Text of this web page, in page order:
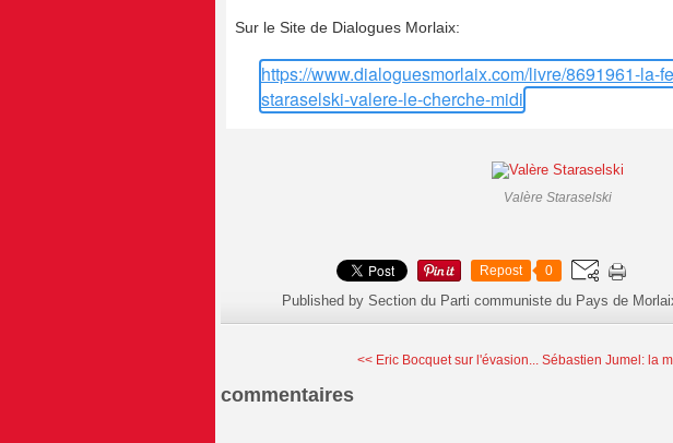
Sur le Site de Dialogues Morlaix:
https://www.dialoguesmorlaix.com/livre/8691961-la-
staraselski-valere-le-cherche-midi
Valère Staraselski
Repost 0
Published by Section du Parti communiste du Pays de
<< Eric Bocquet sur l'évasion... Sébastien Jumel: la
commentaires